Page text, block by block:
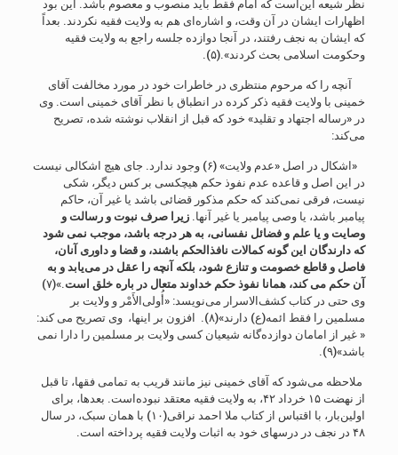
نظر شیعه این‌است که امام فقط باید منصوب و معصوم باشد. این بود
اظهارات ایشان در آن وقت، و اشاره‌ای هم به ولایت فقیه نکردند. بعداً
که ایشان به نجف رفتند، در آنجا دوازده جلسه راجع به ولایت فقیه
وحکومت اسلامی بحث کردند».(۵).
آنچه را که مرحوم منتظری در خاطرات خود در مورد مخالفت آقای
خمینی با ولایت فقیه ذکر کرده در انطباق با نظر آقای خمینی است. وی
در «رساله اجتهاد و تقلید» خود که قبل از انقلاب نوشته شده، تصریح
می‌کند:
«اشکال در اصل «عدم ولایت» (۶) وجود ندارد. جای هیچ اشکالی نیست
در این اصل و قاعده عدم نفوذ حکم هیچکسی بر کس دیگر، شکی
نیست، فرقی نمی‌کند که حکم مذکور قضائی باشد یا غیر آن، حاکم
پیامبر باشد، یا وصی پیامبر یا غیر آنها. زیرا صرف نبوت و رسالت و
وصایت و یا علم و فضائل نفسانی، به هر درجه باشد، موجب نمی شود
که دارندگان این گونه کمالات نافذالحکم باشند، و قضا و داوری آنان،
فاصل و قاطع خصومت و تنازع شود، بلکه آنچه را عقل در می‌یابد و به
آن حکم می کند، همانا نفوذ حکم خداوند متعال در باره خلق است
.»(۷)
وی حتی در کتاب کشف‌الاسرار می‌نویسد: «أُولی‌الأَمْر و ولایت بر
مسلمین را فقط ائمه(ع) دارند»(۸). افزون بر اینها، وی تصریح می کند:
« غیر از امامان دوازده‌گانه شیعیان کسی ولایت بر مسلمین را دارا نمی
باشد»(۹).
ملاحظه می‌شود که آقای خمینی نیز مانند قریب به تمامی فقها، تا قبل
از نهضت ۱۵ خرداد ۴۲، به ولایت فقیه معتقد نبوده‌است. بعدها، برای
اولین‌بار، با اقتباس از کتاب ملا احمد نراقی(۱۰) با همان سبک، در سال
۴۸ در نجف در درسهای خود به اثبات ولایت فقیه پرداخته است.